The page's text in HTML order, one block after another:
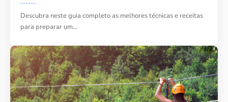
Descubra neste guia completo as melhores técnicas e receitas
para preparar um…